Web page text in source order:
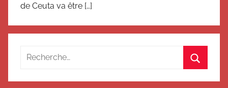
de Ceuta va être […]
Recherche
: